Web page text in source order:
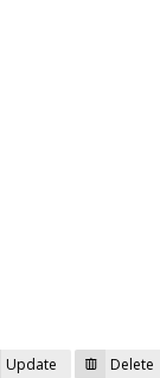
Update Delete